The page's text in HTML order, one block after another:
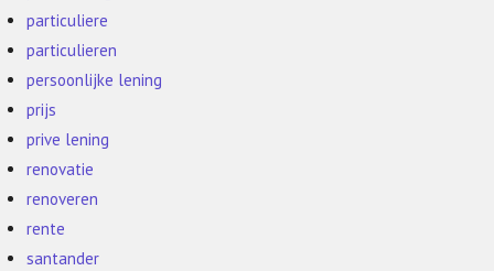
particuliere
particulieren
persoonlijke lening
prijs
prive lening
renovatie
renoveren
rente
santander